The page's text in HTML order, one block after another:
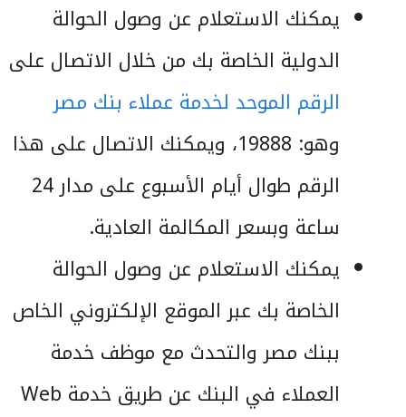
يمكنك الاستعلام عن وصول الحوالة
الدولية الخاصة بك من خلال الاتصال على
الرقم الموحد لخدمة عملاء بنك مصر
وهو: 19888، ويمكنك الاتصال على هذا
الرقم طوال أيام الأسبوع على مدار 24
ساعة وبسعر المكالمة العادية.
يمكنك الاستعلام عن وصول الحوالة
الخاصة بك عبر الموقع الإلكتروني الخاص
ببنك مصر والتحدث مع موظف خدمة
العملاء في البنك عن طريق خدمة Web